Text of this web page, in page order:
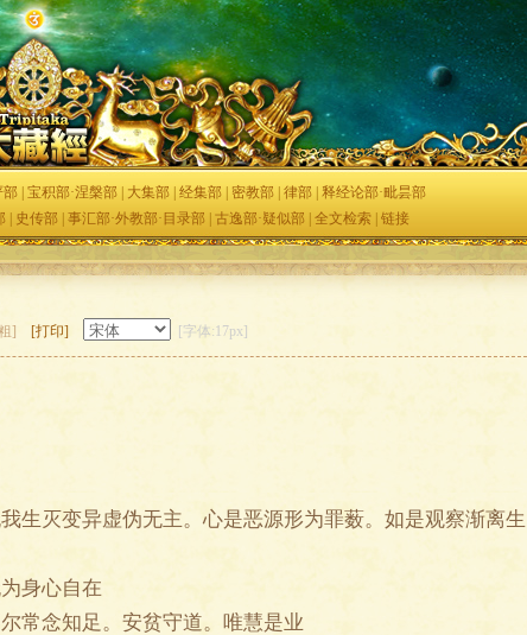
部 宝积部·涅槃部 大集部 经集部 密教部 律部 释经论部·毗昙部
史传部 事汇部·外教部·目录部 古逸部·疑似部 全文检索 链接
] [打印] [字体:17px]
灭变异虚伪无主。心是恶源形为罪薮。如是观察渐离生
身心自在
念知足。安贫守道。唯慧是业